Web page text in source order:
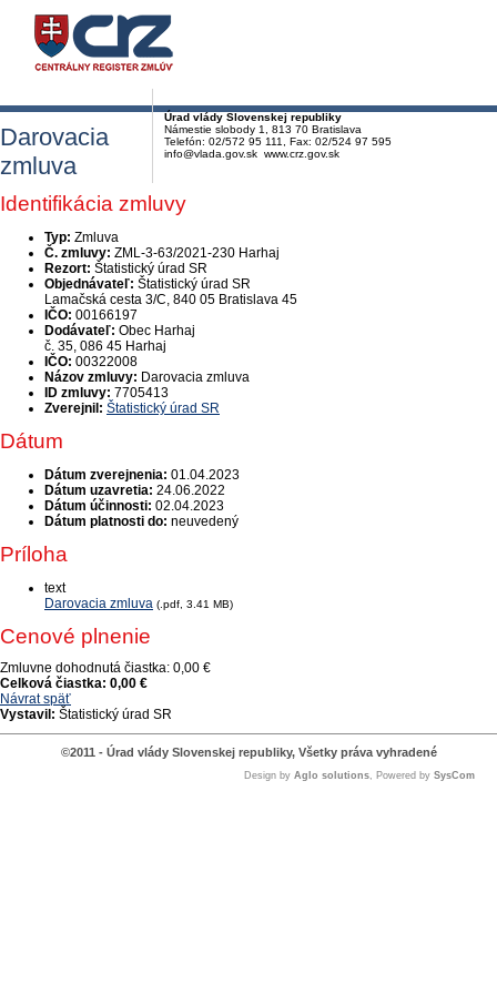
Úrad vlády Slovenskej republiky
Námestie slobody 1, 813 70 Bratislava
Telefón: 02/572 95 111, Fax: 02/524 97 595
info@vlada.gov.sk www.crz.gov.sk
Darovacia
zmluva
Identifikácia zmluvy
Typ: Zmluva
Č. zmluvy: ZML-3-63/2021-230 Harhaj
Rezort: Štatistický úrad SR
Objednávateľ: Štatistický úrad SR
Lamačská cesta 3/C, 840 05 Bratislava 45
IČO: 00166197
Dodávateľ: Obec Harhaj
č. 35, 086 45 Harhaj
IČO: 00322008
Názov zmluvy: Darovacia zmluva
ID zmluvy: 7705413
Zverejnil: Štatistický úrad SR
Dátum
Dátum zverejnenia: 01.04.2023
Dátum uzavretia: 24.06.2022
Dátum účinnosti: 02.04.2023
Dátum platnosti do: neuvedený
Príloha
text
Darovacia zmluva (.pdf, 3.41 MB)
Cenové plnenie
Zmluvne dohodnutá čiastka: 0,00 €
Celková čiastka: 0,00 €
Návrat späť
Vystavil: Štatistický úrad SR
©2011 - Úrad vlády Slovenskej republiky, Všetky práva vyhradené
Design by Aglo solutions, Powered by SysCom